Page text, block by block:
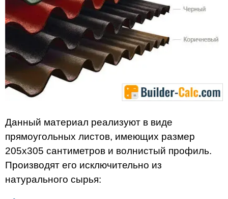
Данный материал реализуют в виде
прямоугольных листов, имеющих размер
205х305 сантиметров и волнистый профиль.
Производят его исключительно из
натурального сырья: